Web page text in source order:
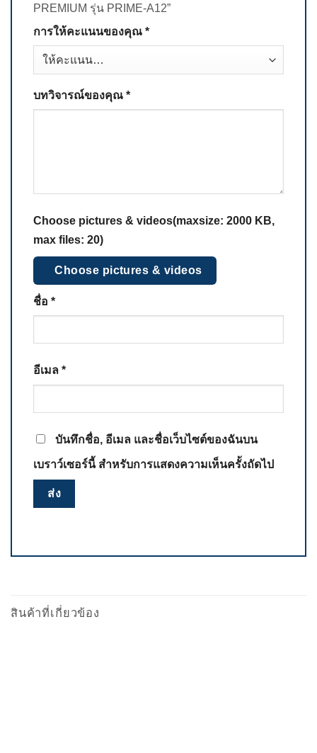
PREMIUM รุ่น PRIME-A12”
การให้คะแนนของคุณ *
บทวิจารณ์ของคุณ *
Choose pictures & videos(maxsize: 2000 KB,
max files: 20)
Choose pictures & videos
ชื่อ *
อีเมล *
บันทึกชื่อ, อีเมล และชื่อเว็บไซต์ของฉันบน
เบราว์เซอร์นี้ สำหรับการแสดงความเห็นครั้งถัดไป
สินค้าที่เกี่ยวข้อง